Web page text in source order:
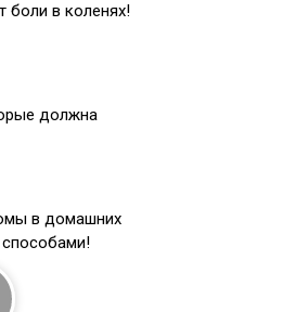
боли в коленях!
должна
в домашних